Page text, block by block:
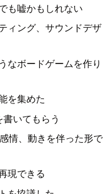
も嘘かもしれない
ィング、サウンドデザ
なボードゲームを作り
を集めた
いてもらう
情、動きを伴った形で
現できる